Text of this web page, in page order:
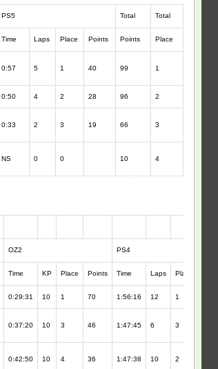
PS5 Total Total
Time Laps Place Points Points Place
0:57 5 1 40 99 1
0:50 4 2 28 96 2
0:33 2 3 19 66 3
NS 0 0 10 4
OZ2 PS4
Time KP Place Points Time Laps Place
0:29:31 10 1 70 1:56:16 12 1
0:37:20 10 3 46 1:47:45 6 3
0:42:50 10 4 36 1:47:38 10 2